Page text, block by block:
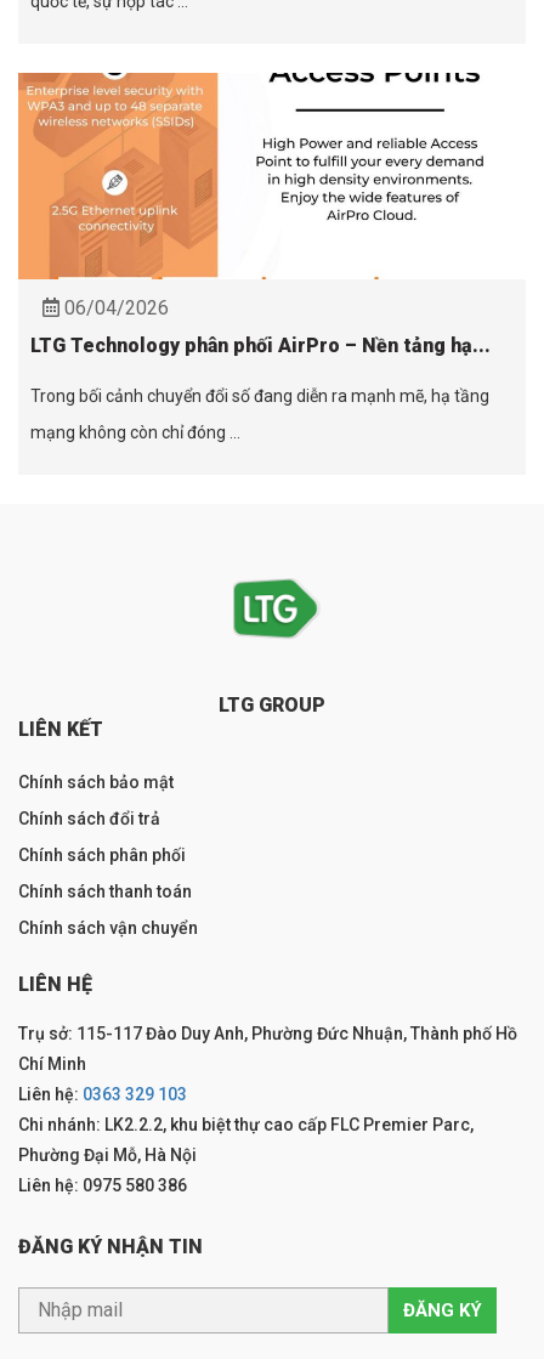
06/04/2026
LTG Technology phân phối AirPro – Nền tảng hạ...
Trong bối cảnh chuyển đổi số đang diễn ra mạnh mẽ, hạ tầng
mạng không còn chỉ đóng ...
LTG GROUP
LIÊN KẾT
Chính sách bảo mật
Chính sách đổi trả
Chính sách phân phối
Chính sách thanh toán
Chính sách vận chuyển
LIÊN HỆ
Trụ sở: 115-117 Đào Duy Anh, Phường Đức Nhuận, Thành phố Hồ
Chí Minh
Liên hệ: 0363 329 103
Chi nhánh: LK2.2.2, khu biệt thự cao cấp FLC Premier Parc,
Phường Đại Mỗ, Hà Nội
Liên hệ: 0975 580 386
ĐĂNG KÝ NHẬN TIN